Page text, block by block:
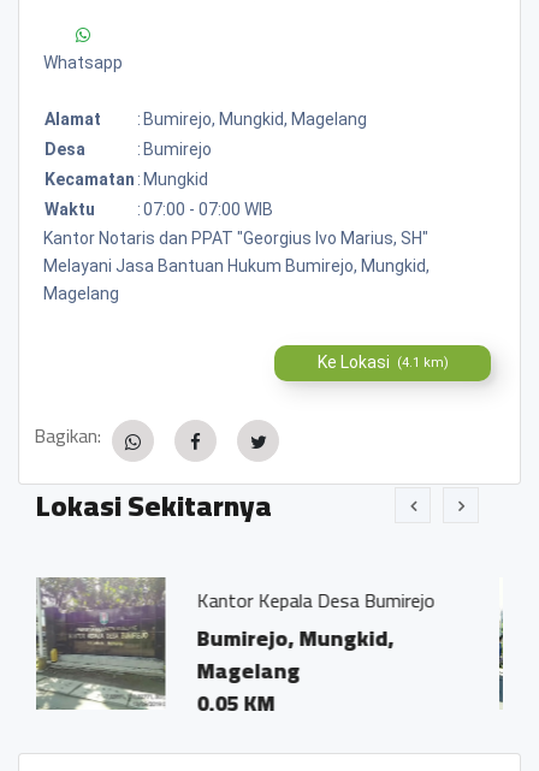
Whatsapp
Alamat : Bumirejo, Mungkid, Magelang
Desa
: Bumirejo
Kecamatan : Mungkid
Waktu
:07:00 - 07:00 WIB
Kantor Notaris dan PPAT "Georgius Ivo Marius, SH"
Melayani Jasa Bantuan Hukum Bumirejo, Mungkid,
Magelang
Ke Lokasi (4.1 km)
Bagikan:
Lokasi Sekitarnya
Kantor Kepala Desa Bumirejo
Bumirejo, Mungkid,
Magelang
0.05 KM
0.01